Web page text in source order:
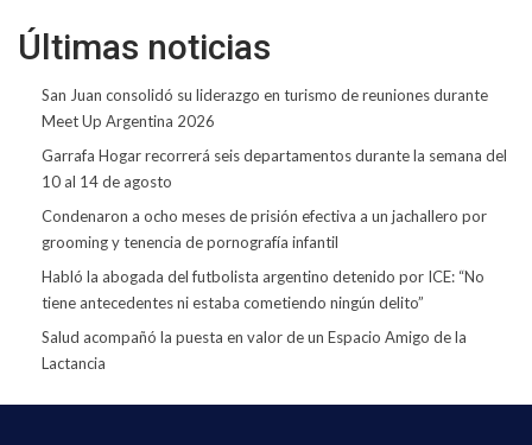
Últimas noticias
San Juan consolidó su liderazgo en turismo de reuniones durante
Meet Up Argentina 2026
Garrafa Hogar recorrerá seis departamentos durante la semana del
10 al 14 de agosto
Condenaron a ocho meses de prisión efectiva a un jachallero por
grooming y tenencia de pornografía infantil
Habló la abogada del futbolista argentino detenido por ICE: “No
tiene antecedentes ni estaba cometiendo ningún delito”
Salud acompañó la puesta en valor de un Espacio Amigo de la
Lactancia